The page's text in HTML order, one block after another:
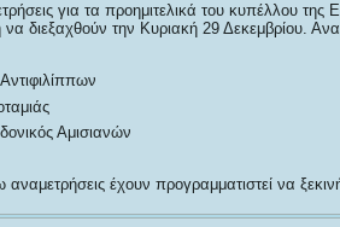
για τα προημιτελικά του κυπέλλου
να διεξαχθούν την Κυριακή 29 Δεκεμβρίου.
Αμισιανών
έχουν προγραμματιστεί να